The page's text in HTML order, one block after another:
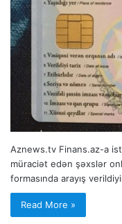
Aznews.tv Finans.az-a
müraciət edən şəxslər
formasında arayış
Read More »